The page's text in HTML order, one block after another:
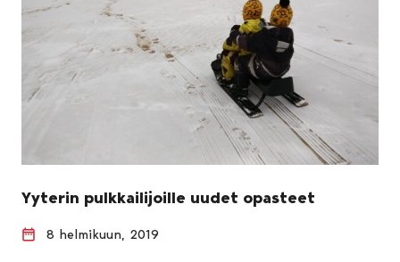
Yyterin pulkkailijoille uudet opasteet
8 helmikuun, 2019